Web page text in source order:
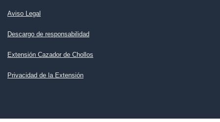
Aviso Legal
Descargo de responsabilidad
Extensión Cazador de Chollos
Privacidad de la Extensión